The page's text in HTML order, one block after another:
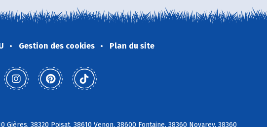
Gestion des cookies Plan du site
38320 Poisat, 38610 Venon, 38600 Fontaine, 38360 Noyarey, 38360